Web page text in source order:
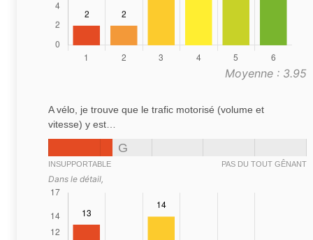
Moyenne : 3.95
A vélo, je trouve que le trafic motorisé (volume et
vitesse) y est…
G
INSUPPORTABLE PAS DU TOUT GÊNANT
Dans le détail,